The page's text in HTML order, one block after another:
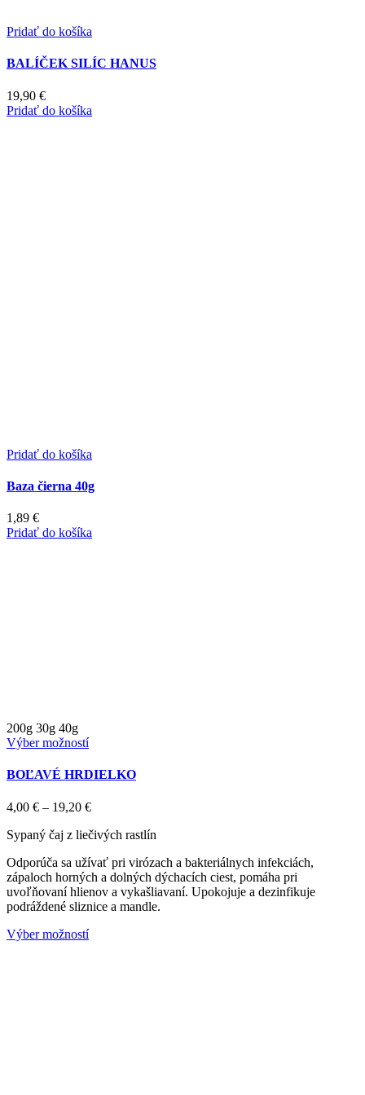
Pridať do košíka
BALÍČEK SILÍC HANUS
19,90 €
Pridať do košíka
Pridať do košíka
Baza čierna 40g
1,89 €
Pridať do košíka
200g 30g 40g
Výber možnostíTento
má
variantov.
Možnosti
si
môžete
vybrať
na
stránke
produktu.
BOĽAVÉ HRDIELKO
4,00 € – 19,20 €Price
4,00 €
19,20 €
Sypaný čaj z liečivých rastlín
Odporúča sa užívať pri virózach a bakteriálnych infekciách,
zápaloch horných a dolných dýchacích ciest, pomáha pri
uvoľňovaní hlienov a vykašliavaní. Upokojuje a dezinfikuje
podráždené sliznice a mandle.
Výber možnostíTento